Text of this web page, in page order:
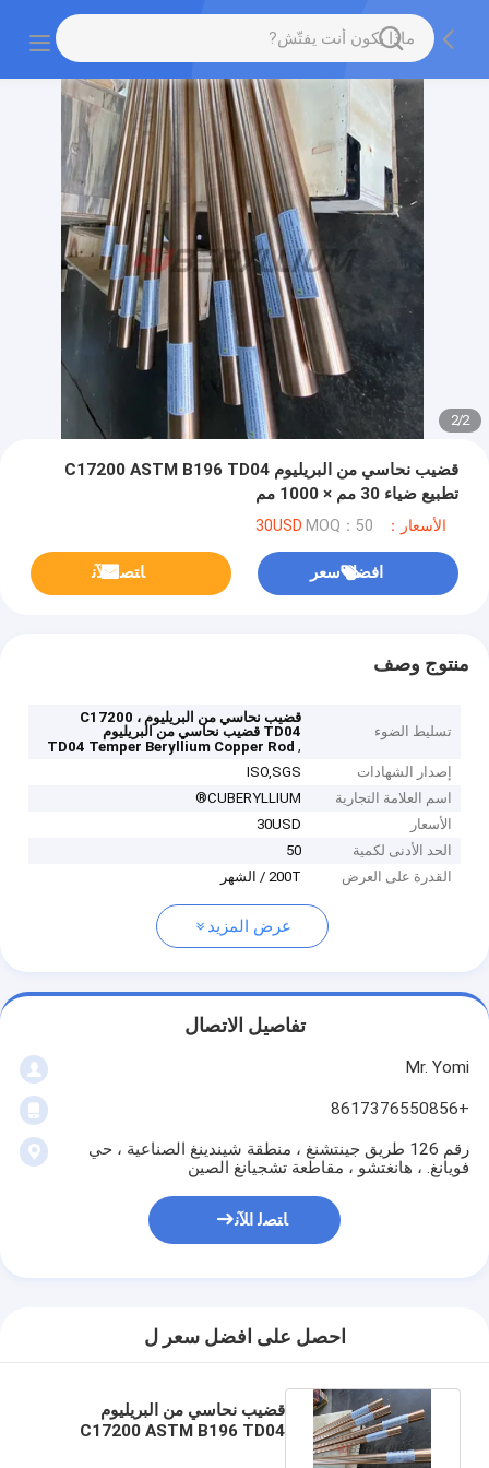
2
/
2
قضيب نحاسي من البريليوم C17200 ASTM B196 TD04
تطبيع ضياء 30 مم × 1000 مم
الأسعار：30USD MOQ：50
افضل سعر ﺎﺘﺼﻟ ﺍﻶﻧ
منتوج وصف
تسليط الضوء
قضيب نحاسي من البريليوم C17200 ،
TD04 قضيب نحاسي من البريليوم
,
TD04 Temper Beryllium Copper Rod
إصدار الشهادات
ISO,SGS
اسم العلامة التجارية
CUBERYLLIUM®
الأسعار
30USD
الحد الأدنى لكمية
50
القدرة على العرض
200T / الشهر
عرض المزيد
تفاصيل الاتصال
Mr. Yomi
+8617376550856
رقم 126 طريق جينتشنغ ، منطقة شيندينغ الصناعية ، حي
فويانغ. ، هانغتشو ، مقاطعة تشجيانغ الصين
ﺎﺘﺼﻟ ﺍﻶﻧ
احصل على افضل سعر ل
قضيب نحاسي من البريليوم
C17200 ASTM B196 TD04